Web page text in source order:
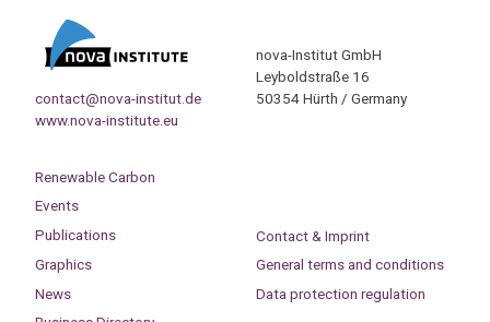
contact@nova-institut.de
www.nova-institute.eu
nova-Institut GmbH
Leyboldstraße 16
50354 Hürth / Germany
Renewable Carbon
Events
Publications
Graphics
News
Contact & Imprint
General terms and conditions
Data protection regulation